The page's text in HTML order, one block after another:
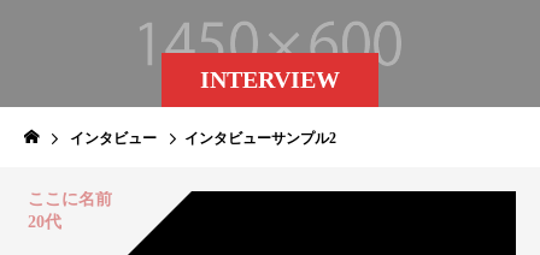
INTERVIEW
インタビュー インタビューサンプル2
ここに名前
20代